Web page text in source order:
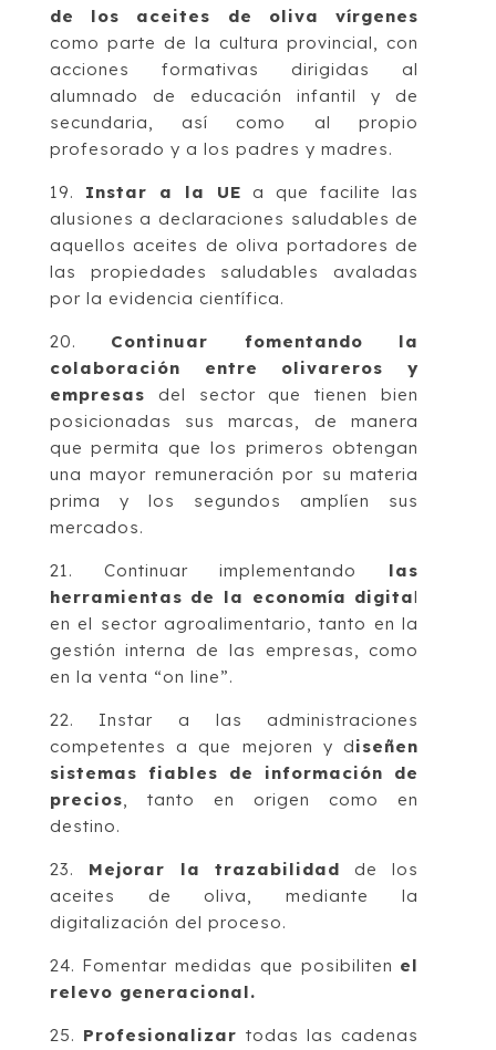
de los aceites de oliva vírgenes
como parte de la cultura provincial, con
acciones formativas dirigidas al
alumnado de educación infantil y de
secundaria, así como al propio
profesorado y a los padres y madres.
19. Instar a la UE a que facilite las
alusiones a declaraciones saludables de
aquellos aceites de oliva portadores de
las propiedades saludables avaladas
por la evidencia científica.
20. Continuar fomentando la
colaboración entre olivareros y
empresas del sector que tienen bien
posicionadas sus marcas, de manera
que permita que los primeros obtengan
una mayor remuneración por su materia
prima y los segundos amplíen sus
mercados.
21. Continuar implementando
las
herramientas de la economía digital
en el sector agroalimentario, tanto en la
gestión interna de las empresas, como
en la venta “on line”.
22. Instar a las administraciones
competentes a que mejoren y diseñen
sistemas fiables de información de
precios, tanto en origen como en
destino.
23. Mejorar la trazabilidad de los
aceites de oliva, mediante la
digitalización del proceso.
24. Fomentar medidas que posibiliten el
relevo generacional.
25. Profesionalizar todas las cadenas